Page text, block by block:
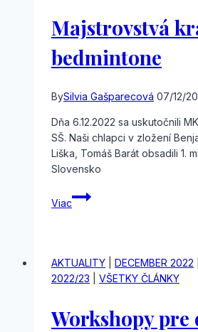
Majstrovstvá
bedmintone
BySilvia Gašparecová 07/12/
Dňa 6.12.2022 sa uskutočnili
SŠ. Naši chlapci v zložení
Liška, Tomáš Barát obsadili 1.
Slovensko
Viac
Majstrovstvá
kraja
AKTUALITY
DECEMBER 2022
2022/23
VŠETKY ČLÁNKY
Workshopy pre